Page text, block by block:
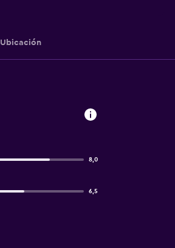
Ubicación
8,0
6,5